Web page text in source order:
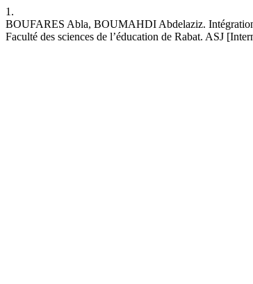
1.
BOUFARES Abla, BOUMAHDI Abdelaziz. Intégration
Faculté des sciences de l’éducation de Rabat. ASJ